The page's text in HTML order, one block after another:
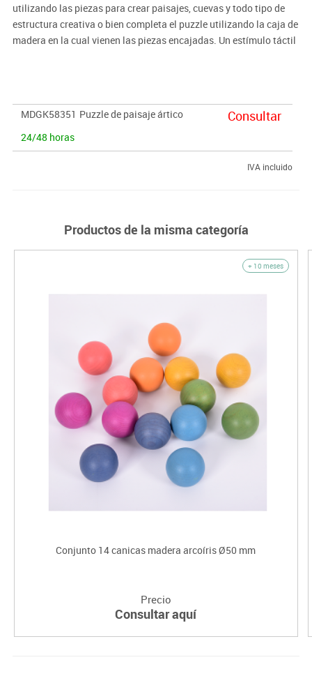
utilizando las piezas para crear paisajes, cuevas y todo tipo de
estructura creativa o bien completa el puzzle utilizando la caja de
madera en la cual vienen las piezas encajadas. Un estímulo táctil
MDGK58351 Puzzle de paisaje ártico
24/48 horas
Consultar
IVA incluido
Productos de la misma categoría
+ 10 meses
Conjunto 14 canicas madera arcoíris Ø50 mm
Precio
Consultar aquí